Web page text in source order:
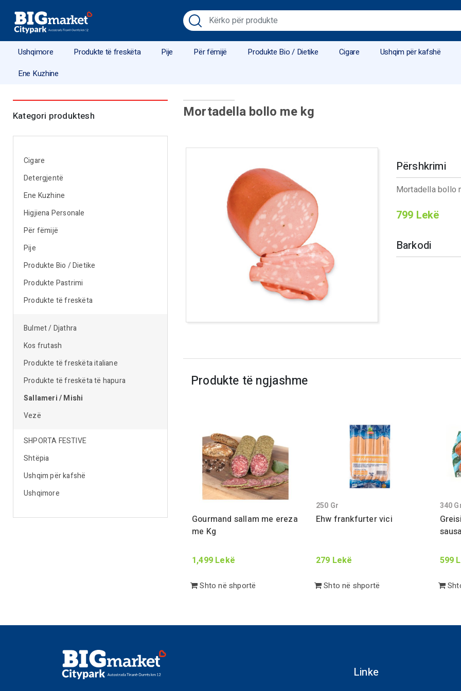
Ushqimore Produkte të freskëta Pije Për fëmijë Produkte Bio / Dietike Cigare Ushqim për kafshë
Ene Kuzhine
Kategori produktesh
Cigare
Detergjentë
Ene Kuzhine
Higjiena Personale
Për fëmijë
Pije
Produkte Bio / Dietike
Produkte Pastrimi
Produkte të freskëta
Bulmet / Djathra
Kos frutash
Produkte të freskëta italiane
Produkte të freskëta të hapura
Sallameri / Mishi
Vezë
SHPORTA FESTIVE
Shtëpia
Ushqim për kafshë
Ushqimore
Mortadella bollo me kg
Përshkrimi
Mortadella bollo
799 Lekë
Barkodi
Produkte të ngjashme
Gourmand sallam me ereza
me Kg
1,499 Lekë
Shto në shportë
Ehw frankfurter vici
250 Gr
279 Lekë
Shto në shportë
340
599
Linke